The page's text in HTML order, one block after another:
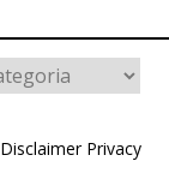
Disclaimer Privacy